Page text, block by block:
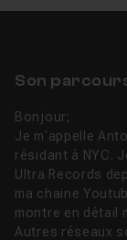
Son
Bonjour;
Je m'appelle
résidant á NYC.
Ultra Records
ma chaine
montre en détail
Autres réseaux